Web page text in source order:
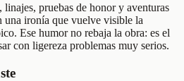
pruebas de honor y aventuras
una ironía que vuelve visible la
Ese humor no rebaja la obra: es el
con ligereza problemas muy serios.